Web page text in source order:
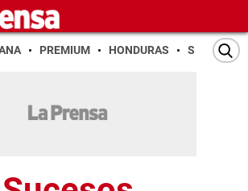
PREMIUM HONDURAS SAN PEDRO